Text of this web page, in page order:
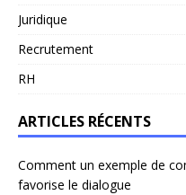
Juridique
Recrutement
RH
ARTICLES RÉCENTS
Comment un exemple de
favorise le dialogue